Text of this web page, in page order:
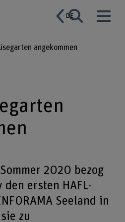
DE
angekommen
2020 bezog
ersten HAFL-
Seeland in
zu